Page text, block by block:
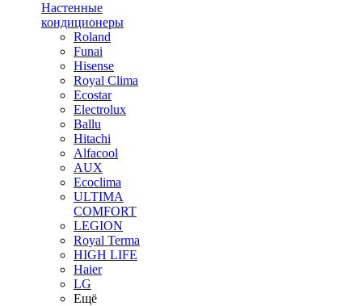
Настенные
кондиционеры
Roland
Funai
Hisense
Royal Clima
Ecostar
Electrolux
Ballu
Hitachi
Alfacool
AUX
Ecoclima
ULTIMA
COMFORT
LEGION
Royal Terma
HIGH LIFE
Haier
LG
Ещё